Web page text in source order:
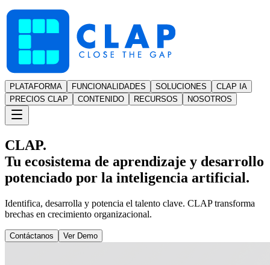
PLATAFORMA FUNCIONALIDADES SOLUCIONES
CLAP IA
PRECIOS CLAP
CONTENIDO RECURSOS NOSOTROS
CLAP.
Tu ecosistema de aprendizaje y desarrollo
potenciado por la inteligencia artificial.
Identifica, desarrolla y potencia el talento clave. CLAP transforma
brechas en crecimiento organizacional.
Contáctanos Ver Demo